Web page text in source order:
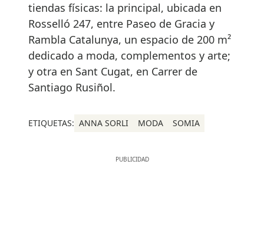
tiendas físicas: la principal, ubicada en
Rosselló 247, entre Paseo de Gracia y
Rambla Catalunya, un espacio de 200 m²
dedicado a moda, complementos y arte;
y otra en Sant Cugat, en Carrer de
Santiago Rusiñol.
ETIQUETAS: ANNA SORLI MODA SOMIA